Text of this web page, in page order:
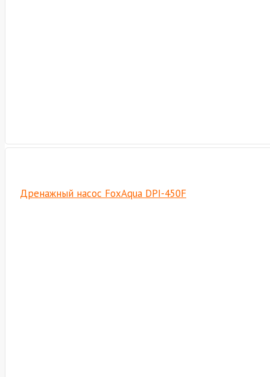
Дренажный насос FoxAqua DPI-450F